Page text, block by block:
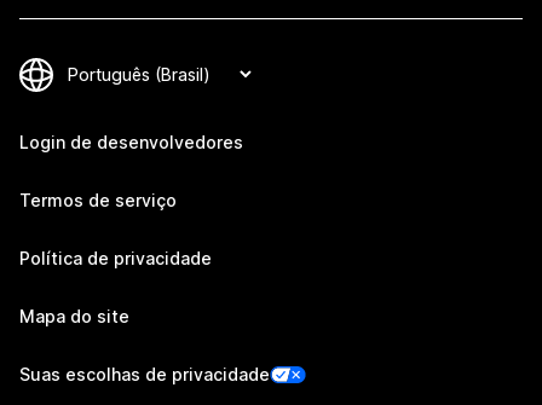
Login de desenvolvedores
Termos de serviço
Política de privacidade
Mapa do site
Suas escolhas de privacidade